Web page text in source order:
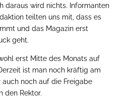
daraus wird nichts. Informanten
teilten uns mit, dass es
und das Magazin erst
geht.
erst Mitte des Monats auf
ist man noch kräftig am
noch auf die Freigabe
den Rektor.